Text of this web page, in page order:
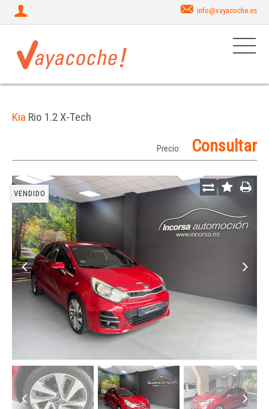
info@vayacoche.es
Kia Rio 1.2 X-Tech
Precio: Consultar
VENDIDO